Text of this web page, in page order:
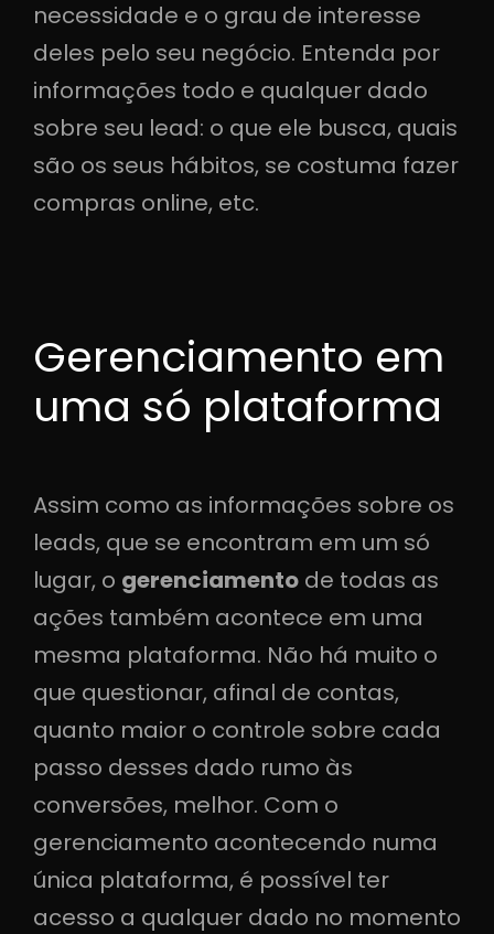
necessidade e o grau de interesse
deles pelo seu negócio. Entenda por
informações todo e qualquer dado
sobre seu lead: o que ele busca, quais
são os seus hábitos, se costuma fazer
compras online, etc.
Gerenciamento em
uma só plataforma
Assim como as informações sobre os
leads, que se encontram em um só
lugar, o gerenciamento de todas as
ações também acontece em uma
mesma plataforma. Não há muito o
que questionar, afinal de contas,
quanto maior o controle sobre cada
passo desses dado rumo às
conversões, melhor. Com o
gerenciamento acontecendo numa
única plataforma, é possível ter
acesso a qualquer dado no momento